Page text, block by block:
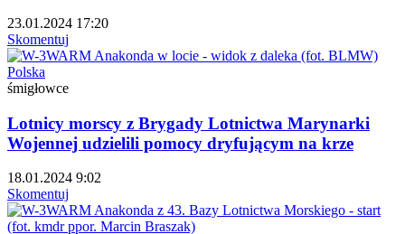
23.01.2024 17:20
Skomentuj
Polska
śmigłowce
Lotnicy morscy z Brygady Lotnictwa Marynarki
Wojennej udzielili pomocy dryfującym na krze
18.01.2024 9:02
Skomentuj